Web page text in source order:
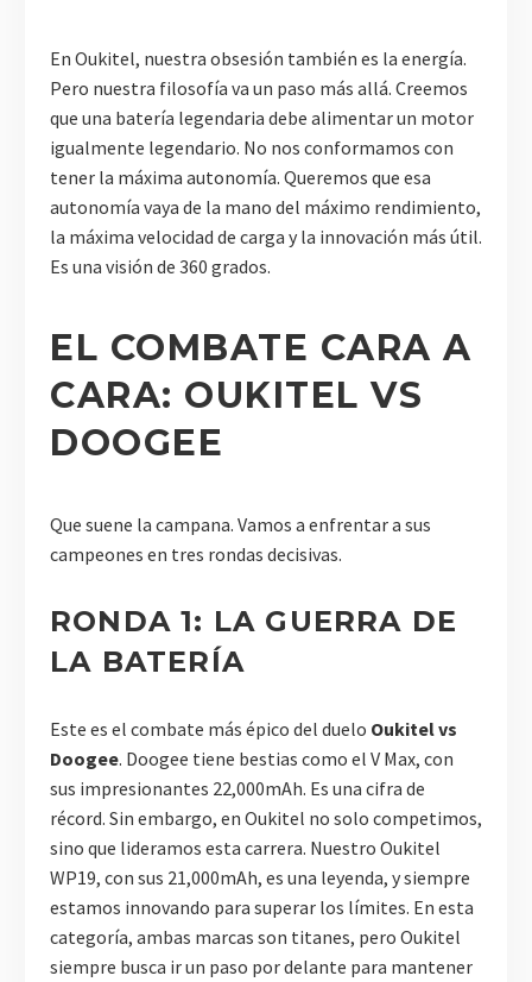
En Oukitel, nuestra obsesión también es la energía.
Pero nuestra filosofía va un paso más allá. Creemos
que una batería legendaria debe alimentar un motor
igualmente legendario. No nos conformamos con
tener la máxima autonomía. Queremos que esa
autonomía vaya de la mano del máximo rendimiento,
la máxima velocidad de carga y la innovación más útil.
Es una visión de 360 grados.
EL COMBATE CARA A
CARA: OUKITEL VS
DOOGEE
Que suene la campana. Vamos a enfrentar a sus
campeones en tres rondas decisivas.
RONDA 1: LA GUERRA DE
LA BATERÍA
Este es el combate más épico del duelo Oukitel vs
Doogee. Doogee tiene bestias como el V Max, con
sus impresionantes 22,000mAh. Es una cifra de
récord. Sin embargo, en Oukitel no solo competimos,
sino que lideramos esta carrera. Nuestro Oukitel
WP19, con sus 21,000mAh, es una leyenda, y siempre
estamos innovando para superar los límites. En esta
categoría, ambas marcas son titanes, pero Oukitel
siempre busca ir un paso por delante para mantener